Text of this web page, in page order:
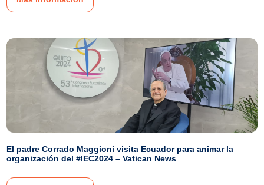
El padre Corrado Maggioni visita Ecuador para animar la
organización del #IEC2024 – Vatican News